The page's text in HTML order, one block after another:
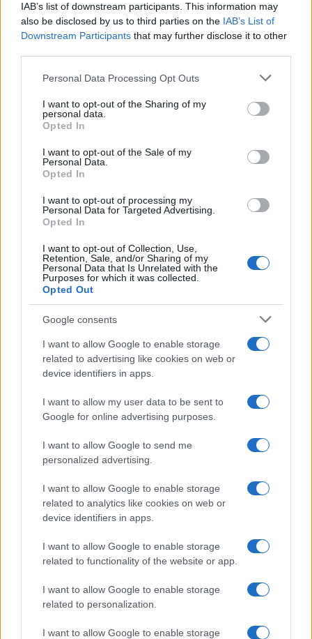
IAB’s list of downstream participants. This information may
also be disclosed by us to third parties on the IAB’s List of
Downstream Participants that may further disclose it to other
Please note that this website/app uses one or more Google
not limited to your visit or usage behaviour. You may click to
grant or deny consent to Google and its third-party tags to
use your data for below specified purposes in below Google
consent section.
Personal Data Processing Opt Outs
I want to opt-out of the Sharing of my
personal data.
Opted In
I want to opt-out of the Sale of my
Personal Data.
Opted In
I want to opt-out of processing my
Personal Data for Targeted Advertising.
Opted In
I want to opt-out of Collection, Use,
Retention, Sale, and/or Sharing of my
Personal Data that Is Unrelated with the
Purposes for which it was collected.
Opted Out
Google consents
I want to allow Google to enable storage
related to advertising like cookies on web or
device identifiers in apps.
I want to allow my user data to be sent to
Google for online advertising purposes.
I want to allow Google to send me
personalized advertising.
I want to allow Google to enable storage
related to analytics like cookies on web or
device identifiers in apps.
I want to allow Google to enable storage
related to functionality of the website or app.
I want to allow Google to enable storage
related to personalization.
I want to allow Google to enable storage
τα μέτρα που αφορούν τη λειτουργία των παιδικών και
βρεφικών σταθμών. Όπως γνωρίζετε, στους 1.600
υπάρχουν σε ολόκληρη τη χώρα, φιλοξενούνται περίπου
90.000 παιδιά. Από την 1η Ιουνίου 2020, ανοίγουν
κανονικά, μαζί με τα δημοτικά σχολεία και τα
νηπιαγωγεία της χώρας. Οι κανόνες επαναλειτουργίας
των δημοτικών παιδικών σταθμών είναι ακριβώς οι ίδιοι
με εκείνους που ανακοίνωσε προ ολίγου η συνάδελφος
Υπουργός Παιδείας, κυρία Νίκη Κεραμέως για τα
δημοτικά και τα νηπιαγωγεία. Συνεπώς μιλάμε για
λειτουργία εκ περιτροπής σε αίθουσες που μπορούν να
μόνιμη καθημερινή βάση ο αριθμός των παιδιών είναι
μικρότερος του 15, τότε θα μπορούν να λειτουργούν σε
καθημερινή βάση.
για την τήρηση της προβλεπόμενης απόστασης του 1,5
μέτρου, στο πλαίσιο του εφικτού και με δεδομένη την
ιδιαιτερότητα της ηλικίας των παιδιών, που ασφαλώς
είναι πολύ πιο δύσκολο να πειθαρχήσουν, από ό,τι οι
ειδικών, ισχύουν και εδώ ακριβώς τα ίδια και για τους
ιδιωτικούς παιδικούς σταθμούς, που μπορεί να ανοίξουν,
όσον αφορά τους κανόνες λειτουργίας. Έχει ληφθεί
ιδιαίτερη μέριμνα για την προμήθεια των κατάλληλων
αντισηπτικών και ειδών καθαριότητας για όλες τις
η προμήθεια των ειδών αυτών γίνεται από τους Δήμους
για τους δημοτικούς παιδικούς, βρεφικούς και